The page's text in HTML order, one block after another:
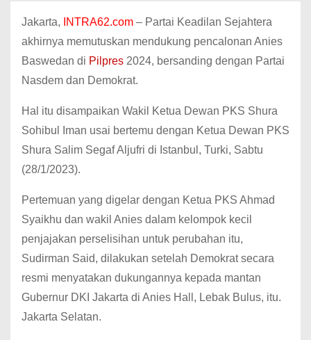
Jakarta, INTRA62.com – Partai Keadilan Sejahtera
akhirnya memutuskan mendukung pencalonan Anies
Baswedan di Pilpres 2024, bersanding dengan Partai
Nasdem dan Demokrat.
Hal itu disampaikan Wakil Ketua Dewan PKS Shura
Sohibul Iman usai bertemu dengan Ketua Dewan PKS
Shura Salim Segaf Aljufri di Istanbul, Turki, Sabtu
(28/1/2023).
Pertemuan yang digelar dengan Ketua PKS Ahmad
Syaikhu dan wakil Anies dalam kelompok kecil
penjajakan perselisihan untuk perubahan itu,
Sudirman Said, dilakukan setelah Demokrat secara
resmi menyatakan dukungannya kepada mantan
Gubernur DKI Jakarta di Anies Hall, Lebak Bulus, itu.
Jakarta Selatan.